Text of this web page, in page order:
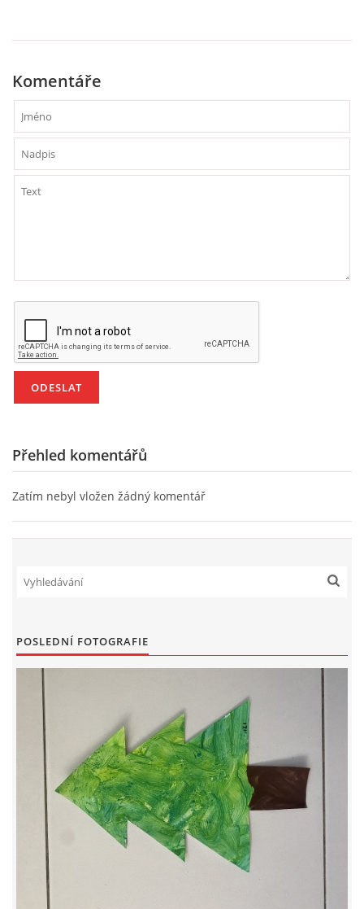
VZDĚLÁVACÍ BLOK BŘEZEN
VZDĚLÁVACÍ BLOK DUBEN
VÝTVARNÉ TECHNIKY
VÝTVARNÉ POMŮCKY
VÝTVARNÉ AKTIVITY - LÉTO
VÝTVARNÉ AKTIVITY - PODZIM
VÝTVARNÉ AKTIVITY - ZIMA
BÁSNĚ K TÉMATU JARO
POHYBOVÉ AKTIVITY NA TÉMA JARO
PÍSNĚ K TÉMATU LÉTO
BÁSNĚ K TÉMATU LÉTO
POHYBOVÉ AKTIVITY NA TÉMA LÉTO
PÍSNĚ K TÉMATU PODZIM
BÁSNĚ K TÉMATU PODZIM
Komentáře
Přehled komentářů
Zatím nebyl vložen žádný komentář
POSLEDNÍ FOTOGRAFIE